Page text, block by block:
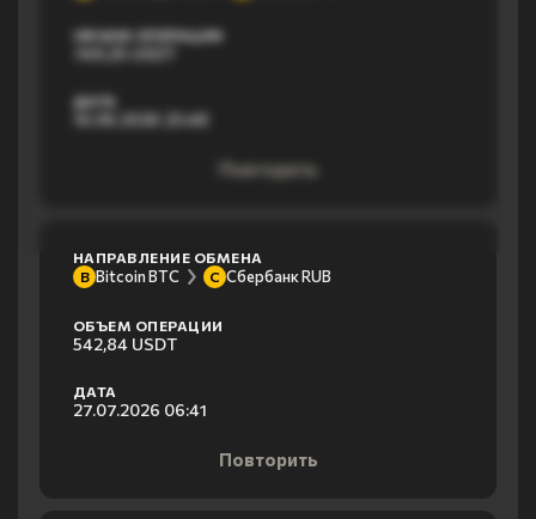
ОБЪЕМ ОПЕРАЦИИ
ДАТА
16.06.2026 23:48
Повторить
НАПРАВЛЕНИЕ ОБМЕНА
B Bitcoin BTC С Сбербанк RUB
ОБЪЕМ ОПЕРАЦИИ
542,84 USDT
ДАТА
27.07.2026 06:41
Повторить